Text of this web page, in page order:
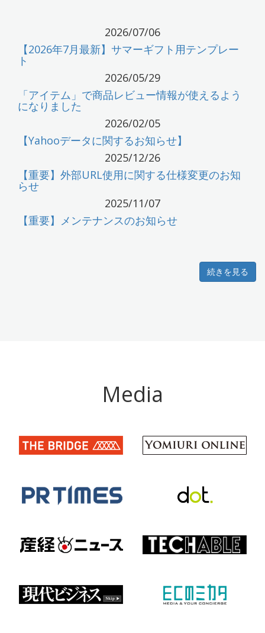
2026/07/06
【2026年7月最新】サマーギフト用テンプレー
ト
2026/05/29
「アイテム」で商品レビュー情報が使えるよう
になりました
2026/02/05
【Yahooデータに関するお知らせ】
2025/12/26
【重要】外部URL使用に関する仕様変更のお知
らせ
2025/11/07
【重要】メンテナンスのお知らせ
続きを見る
Media